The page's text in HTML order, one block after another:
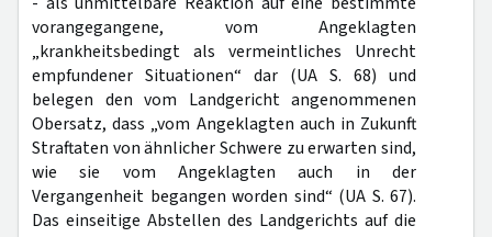
vorangegangene, vom Angeklagten
„krankheitsbedingt als vermeintliches Unrecht
empfundener Situationen“ dar (UA S. 68) und
belegen den vom Landgericht angenommenen
Obersatz, dass „vom Angeklagten auch in Zukunft
Straftaten von ähnlicher Schwere zu erwarten sind,
wie sie vom Angeklagten auch in der
Vergangenheit begangen worden sind“ (UA S. 67).
Das einseitige Abstellen des Landgerichts auf die